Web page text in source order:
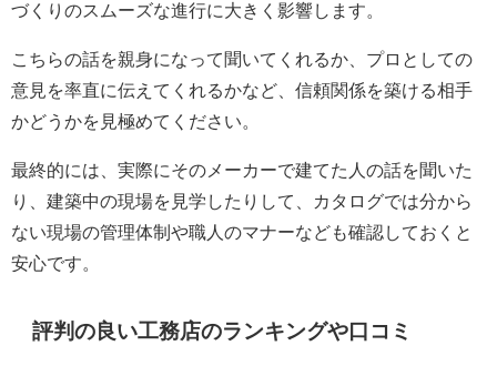
づくりのスムーズな進行に大きく影響します。
こちらの話を親身になって聞いてくれるか、プロとしての
意見を率直に伝えてくれるかなど、信頼関係を築ける相手
かどうかを見極めてください。
最終的には、実際にそのメーカーで建てた人の話を聞いた
り、建築中の現場を見学したりして、カタログでは分から
ない現場の管理体制や職人のマナーなども確認しておくと
安心です。
評判の良い工務店のランキングや口コミ